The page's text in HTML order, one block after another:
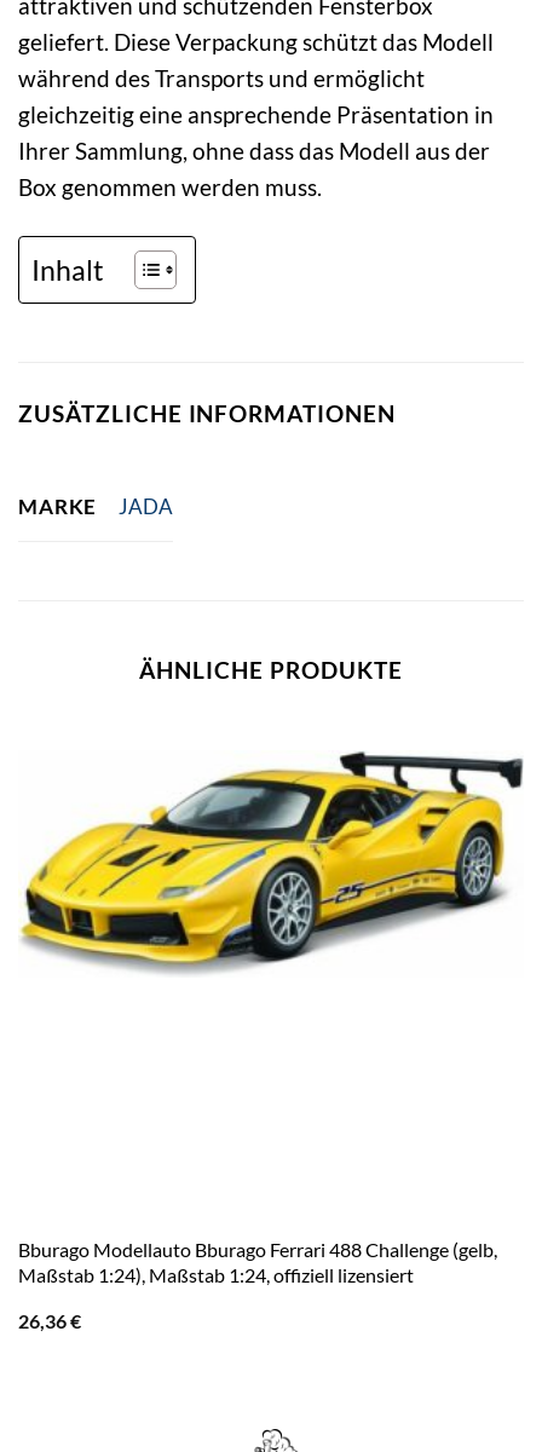
attraktiven und schützenden Fensterbox
geliefert. Diese Verpackung schützt das Modell
während des Transports und ermöglicht
gleichzeitig eine ansprechende Präsentation in
Ihrer Sammlung, ohne dass das Modell aus der
Box genommen werden muss.
Inhalt
ZUSÄTZLICHE INFORMATIONEN
MARKE JADA
ÄHNLICHE PRODUKTE
Bburago Modellauto Bburago Ferrari 488 Challenge (gelb,
Maßstab 1:24), Maßstab 1:24, offiziell lizensiert
26,36€